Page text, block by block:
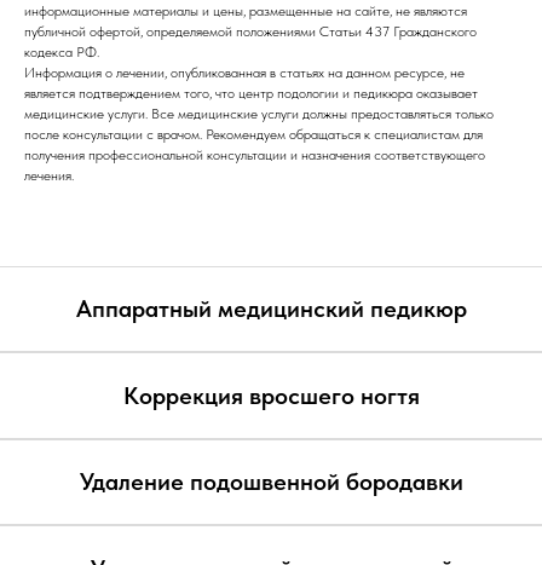
информационные материалы и цены, размещенные на сайте, не являются
публичной офертой, определяемой положениями Статьи 437 Гражданского
кодекса РФ.
Информация о лечении, опубликованная в статьях на данном ресурсе, не
является подтверждением того, что центр подологии и педикюра оказывает
медицинские услуги. Все медицинские услуги должны предоставляться только
после консультации с врачом. Рекомендуем обращаться к специалистам для
получения профессиональной консультации и назначения соответствующего
лечения.
Коррекция ногтей крючковыми системами
Коррекция ногтя титановой нитью
Лечение трещин на стопах
Лечение подногтевой гематомы
Восстановление ногтей после ожога от гель-лака
коррекция деформированных ногтей